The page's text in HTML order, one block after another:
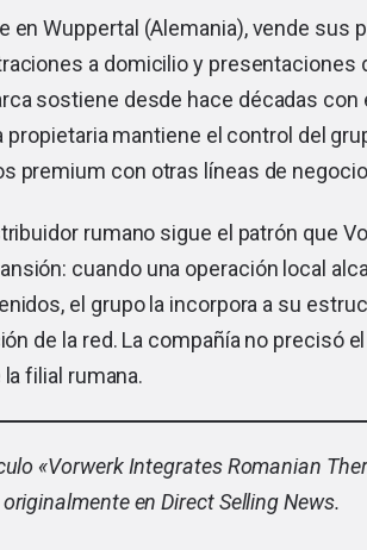
en Wuppertal (Alemania), vende sus
a domicilio y presentaciones
sostiene desde hace décadas
propietaria mantiene el control del
premium con otras líneas de
rumano sigue el patrón que
cuando una operación local
el grupo la incorpora a su
de la red. La compañía no precisó
filial rumana.
«Vorwerk Integrates Romanian
en Direct Selling News.